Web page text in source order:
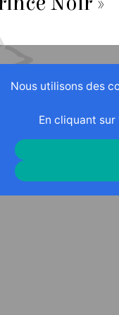
Nous utilisons des
En cliquant